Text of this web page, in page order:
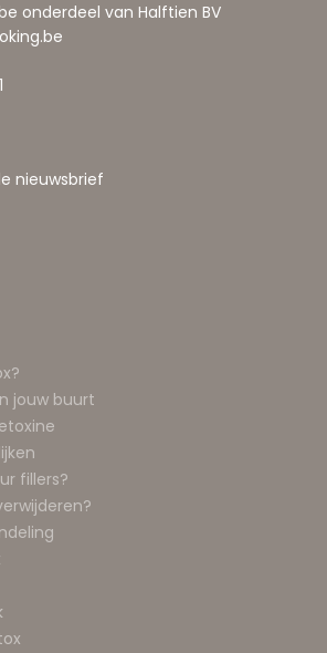
onderdeel van Halftien BV
nieuwsbrief
jouw buurt
fillers?